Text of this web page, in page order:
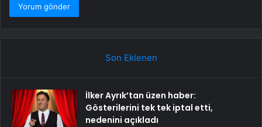
Son Eklenen
İlker Ayrık’tan üzen haber:
Gösterilerini tek tek iptal etti,
nedenini açıkladı